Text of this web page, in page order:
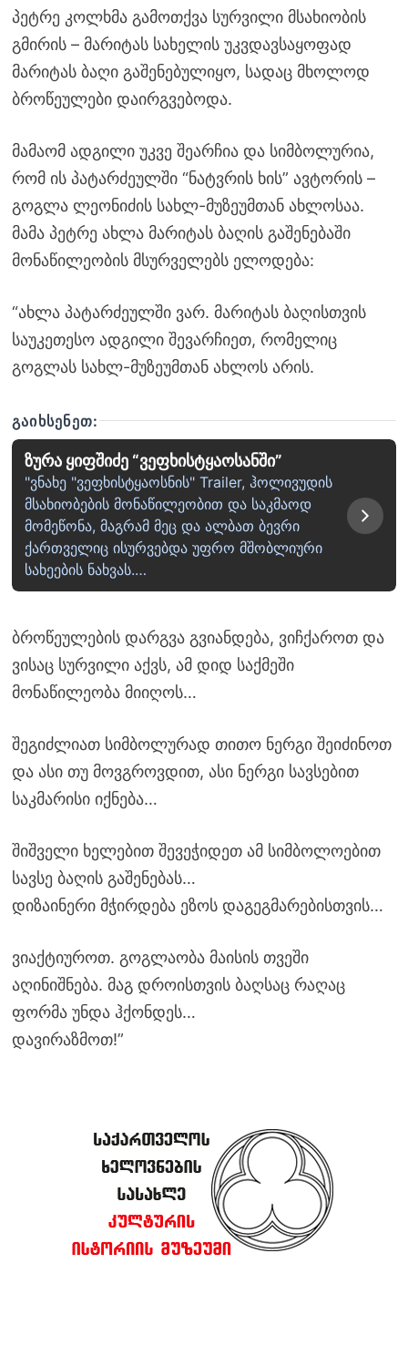
პეტრე კოლხმა გამოთქვა სურვილი მსახიობის
გმირის – მარიტას სახელის უკვდავსაყოფად
მარიტას ბაღი გაშენებულიყო, სადაც მხოლოდ
ბროწეულები დაირგვებოდა.
მამაომ ადგილი უკვე შეარჩია და სიმბოლურია,
რომ ის პატარძეულში “ნატვრის ხის” ავტორის –
გოგლა ლეონიძის სახლ-მუზეუმთან ახლოსაა.
მამა პეტრე ახლა მარიტას ბაღის გაშენებაში
მონაწილეობის მსურველებს ელოდება:
“ახლა პატარძეულში ვარ. მარიტას ბაღისთვის
საუკეთესო ადგილი შევარჩიეთ, რომელიც
გოგლას სახლ-მუზეუმთან ახლოს არის.
ᲒᲐᲘᲮᲡᲔᲜᲔᲗ:
ზურა ყიფშიძე “ვეფხისტყაოსანში”
"ვნახე "ვეფხისტყაოსნის" Trailer, ჰოლივუდის
მსახიობების მონაწილეობით და საკმაოდ
მომეწონა, მაგრამ მეც და ალბათ ბევრი
ქართველიც ისურვებდა უფრო მშობლიური
სახეების ნახვას.…
ბროწეულების დარგვა გვიანდება, ვიჩქაროთ და
ვისაც სურვილი აქვს, ამ დიდ საქმეში
მონაწილეობა მიიღოს…
შეგიძლიათ სიმბოლურად თითო ნერგი შეიძინოთ
და ასი თუ მოვგროვდით, ასი ნერგი სავსებით
საკმარისი იქნება…
შიშველი ხელებით შევეჭიდეთ ამ სიმბოლოებით
სავსე ბაღის გაშენებას…
დიზაინერი მჭირდება ეზოს დაგეგმარებისთვის…
ვიაქტიუროთ. გოგლაობა მაისის თვეში
აღინიშნება. მაგ დროისთვის ბაღსაც რაღაც
ფორმა უნდა ჰქონდეს…
დავირაზმოთ!”